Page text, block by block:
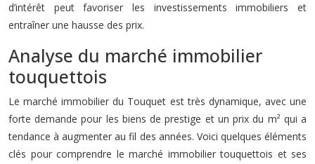
d’intérêt peut favoriser les investissements immobiliers et
entraîner une hausse des prix.
Analyse du marché immobilier
touquettois
Le marché immobilier du Touquet est très dynamique, avec une
forte demande pour les biens de prestige et un prix du m² qui a
tendance à augmenter au fil des années. Voici quelques éléments
clés pour comprendre le marché immobilier touquettois et ses